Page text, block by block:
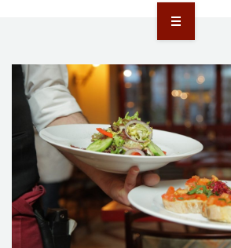
ACTUALITÉS
JURIDIQUE
LA CCA-GE
NOS ACTIONS
CONTACT